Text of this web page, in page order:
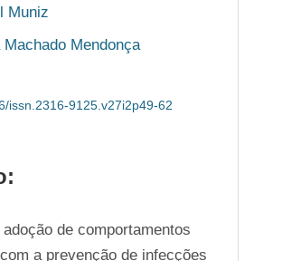
Muniz
Machado Mendonça
issn.2316-9125.v27i2p49-62
de comportamentos
a prevenção de infecções